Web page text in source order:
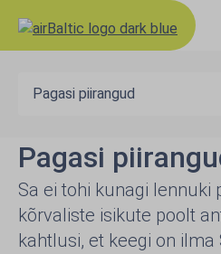
Pagasi piirangud
Pagasi
Sa ei tohi kunagi lennuki
kõrvaliste isikute poolt
kahtlusi, et keegi on